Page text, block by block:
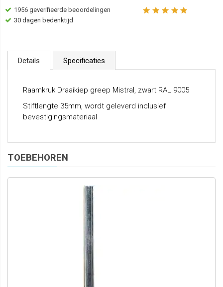
1956 geverifieerde beoordelingen
30 dagen bedenktijd
Details Specificaties
Raamkruk Draaikiep greep Mistral, zwart RAL 9005
Stiftlengte 35mm, wordt geleverd inclusief
bevestigingsmateriaal
TOEBEHOREN